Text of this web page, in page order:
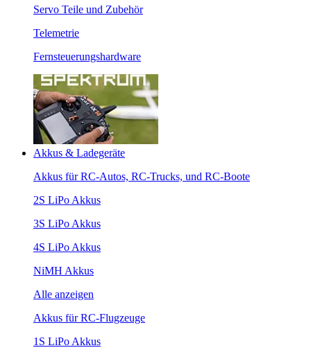
Servo Teile und Zubehör
Telemetrie
Fernsteuerungshardware
Akkus & Ladegeräte
Akkus für RC-Autos, RC-Trucks, und RC-Boote
2S LiPo Akkus
3S LiPo Akkus
4S LiPo Akkus
NiMH Akkus
Alle anzeigen
Akkus für RC-Flugzeuge
1S LiPo Akkus